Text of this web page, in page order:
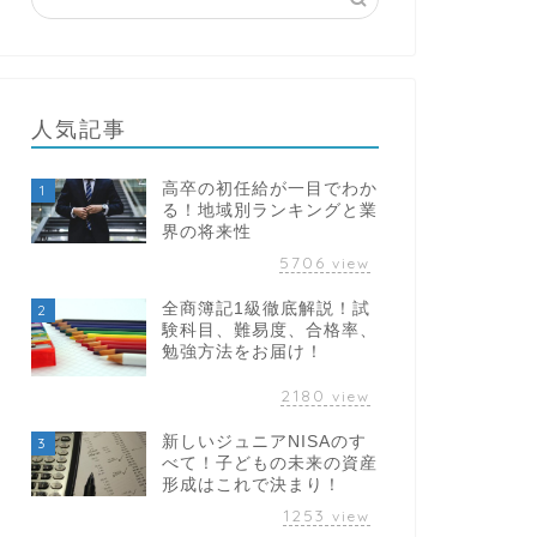
人気記事
1
高卒の初任給が一目でわか
る！地域別ランキングと業
界の将来性
5706 view
2
全商簿記1級徹底解説！試
験科目、難易度、合格率、
勉強方法をお届け！
2180 view
3
新しいジュニアNISAのす
べて！子どもの未来の資産
形成はこれで決まり！
1253 view